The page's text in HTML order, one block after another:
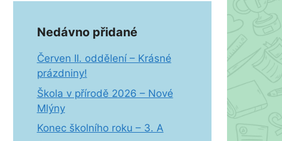
Nedávno přidané
Červen II. oddělení – Krásné
prázdniny!
Škola v přírodě 2026 – Nové
Mlýny
Konec školního roku – 3. A